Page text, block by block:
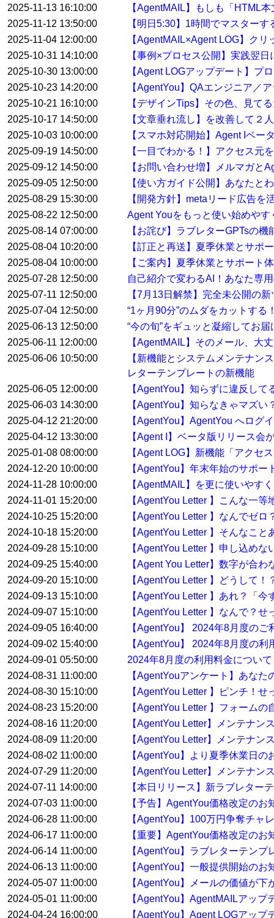
2025-11-13 16:10:00
【AgentMAIL】もしも「HTML
2025-11-12 13:50:00
【明日5:30】1時間でマスター
2025-11-04 12:00:00
【AgentMAIL×Agent LOG】ク
2025-10-31 14:10:00
【事例×プロセス公開】実践翌
2025-10-30 13:00:00
【Agent LOGアップデート】プ
2025-10-23 14:20:00
【AgentYou】QAエンジニア／
2025-10-21 16:10:00
【デザインTips】その色、見て
2025-10-17 14:50:00
【文章垂れ流し】を改善して２
2025-10-03 10:00:00
【スマホ対応開始】Agent Iベー
2025-09-19 14:50:00
【一目でわかる！】アクセス元
2025-09-12 14:50:00
【お問い合わせ増】メルマガと
2025-09-05 12:50:00
【使い方ガイド公開】あなたと
2025-08-29 15:30:00
【開発方針】metaリード広告を
2025-08-22 12:50:00
Agent Youをもっと使い始めや
2025-08-14 07:00:00
【お詫び】ラブレターGPTsの
2025-08-04 10:20:00
【訂正と再送】夏季休業とサポ
2025-08-04 10:00:00
【ご案内】夏季休業とサポート
2025-07-28 12:50:00
自己紹介で変わるAI！あなた専
2025-07-11 12:50:00
【7月13日解禁】完全未公開の
2025-07-04 12:50:00
“1ヶ月90分”のムダをカットす
2025-06-13 12:50:00
“今の旬”をギュッと凝縮してお
2025-06-11 12:00:00
【AgentMAIL】そのメール、大
2025-06-06 10:50:00
【新機能とシステムメンテナン
レターテンプレートの新機能
2025-06-05 12:00:00
【AgentYou】知らずに違反し
2025-06-03 14:30:00
【AgentYou】知らなきゃマズ
2025-04-12 21:20:00
【AgentYou】AgentYou へログ
2025-04-12 13:30:00
【Agent I】ベータ版リリース会
2025-01-08 08:00:00
【Agent LOG】新機能「アクセ
2024-12-20 10:00:00
【AgentYou】年末年始のサポー
2024-11-28 10:00:00
【AgentMAIL】を更に使いやす
2024-11-01 15:20:00
【AgentYou Letter 】こんな一
2024-10-25 15:20:00
【AgentYou Letter 】なんでゼ
2024-10-18 15:20:00
【AgentYou Letter 】そんなこ
2024-09-28 15:10:00
【AgentYou Letter 】申し込め
2024-09-25 15:40:00
【Agent You Letter】数字が合
2024-09-20 15:10:00
【AgentYou Letter 】どうして
2024-09-13 15:10:00
【AgentYou Letter 】あれ？「
2024-09-07 15:10:00
【AgentYou Letter 】なんで？
2024-09-05 16:40:00
【AgentYou】 2024年8月度の
2024-09-02 15:40:00
【AgentYou】 2024年8月度の
2024-09-01 05:50:00
2024年8月度の利用料金について
2024-08-31 11:00:00
【AgentYouアンケート】あな
2024-08-30 15:10:00
【AgentYou Letter 】ピンチ！
2024-08-23 15:20:00
【AgentYou Letter 】フォーム
2024-08-16 11:20:00
【AgentYou Letter】メンテナン
2024-08-09 11:20:00
【AgentYou Letter】メンテナン
2024-08-02 11:00:00
【AgentYou】より夏季休業日の
2024-07-29 11:20:00
【AgentYou Letter】メンテナン
2024-07-11 14:00:00
【本日リリース】新ラブレター
2024-07-03 11:00:00
【予告】AgentYou価格改定のお
2024-06-28 11:00:00
【AgentYou】100万円争奪チャ
2024-06-17 11:00:00
【重要】AgentYou価格改定のお
2024-06-14 11:00:00
【AgentYou】ラブレターテン
2024-06-13 11:00:00
【AgentYou】一般提供開始のお
2024-05-07 11:00:00
【AgentYou】メールの価値が
2024-05-01 11:00:00
【AgentYou】AgentMAILアップ
2024-04-24 16:00:00
【AgentYou】Agent LOGアップ